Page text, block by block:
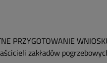
PRZYGOTOWANIE
zakładów